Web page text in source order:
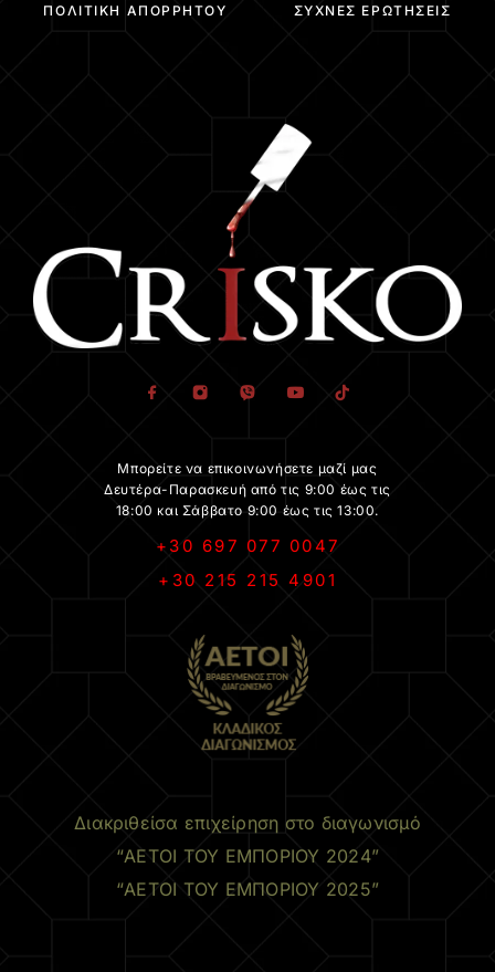
ΠΟΛΙΤΙΚΉ ΑΠΟΡΡΉΤΟΥ ΣΥΧΝΈΣ ΕΡΩΤΉΣΕΙΣ
Μπορείτε να επικοινωνήσετε μαζί μας
Δευτέρα-Παρασκευή από τις 9:00 έως τις
18:00 και Σάββατο 9:00 έως τις 13:00.
+30 697 077 0047
+30 215 215 4901
Διακριθείσα επιχείρηση στο διαγωνισμό
“ΑΕΤΟΙ ΤΟΥ ΕΜΠΟΡΙΟΥ 2024”
“ΑΕΤΟΙ ΤΟΥ ΕΜΠΟΡΙΟΥ 2025”